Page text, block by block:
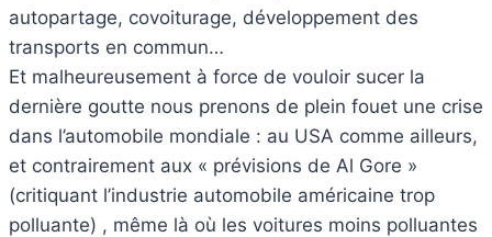
autopartage, covoiturage, développement des
transports en commun…
Et malheureusement à force de vouloir sucer la
dernière goutte nous prenons de plein fouet une crise
dans l’automobile mondiale : au USA comme ailleurs,
et contrairement aux « prévisions de Al Gore »
(critiquant l’industrie automobile américaine trop
polluante) , même là où les voitures moins polluantes